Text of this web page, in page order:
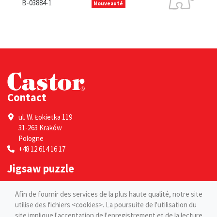
B-03884-1 Nouveauté
Contact
ul. W. Łokietka 119
31-263 Kraków
Pologne
+48 12 614 16 17
Jigsaw puzzle
Pour les enfants
Afin de fournir des services de la plus haute qualité, notre site
utilise des fichiers <cookies>. La poursuite de l'utilisation du